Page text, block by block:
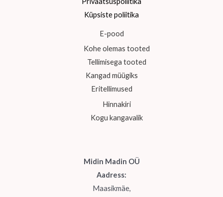
Küpsiste poliitika
E-pood
Kohe olemas tooted
Tellimisega tooted
Kangad müügiks
Eritellimused
Hinnakiri
Kogu kangavalik
Midin Madin OÜ
Aadress:
Maasikmäe,